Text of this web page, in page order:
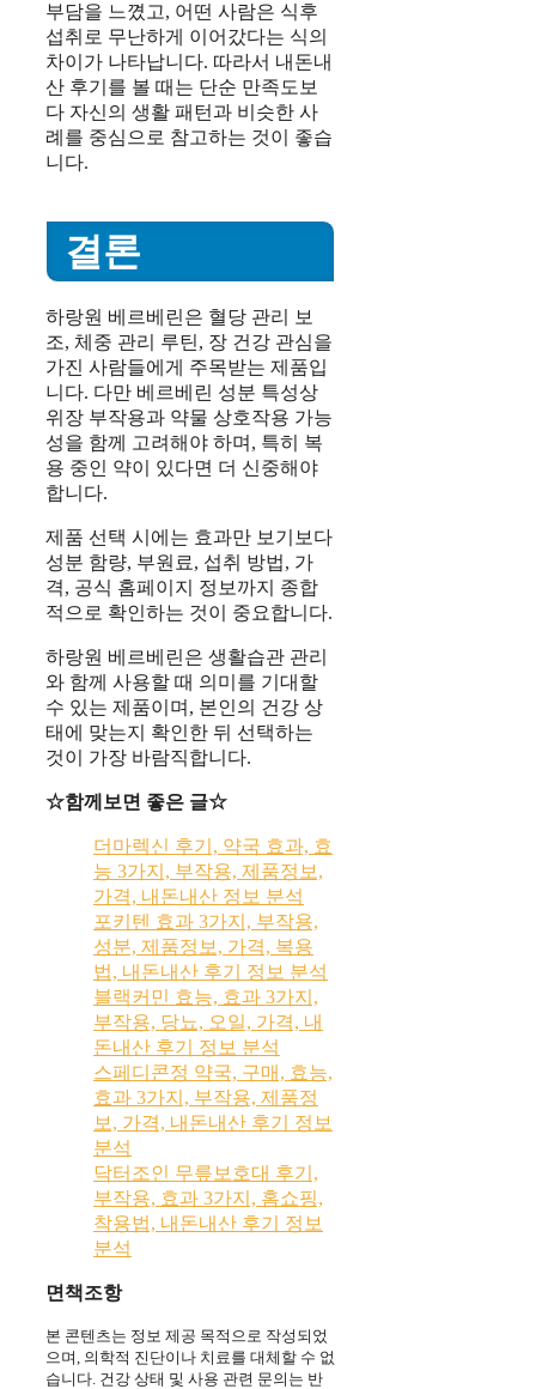
부담을 느꼈고, 어떤 사람은 식후
섭취로 무난하게 이어갔다는 식의
차이가 나타납니다. 따라서 내돈내
산 후기를 볼 때는 단순 만족도보
다 자신의 생활 패턴과 비슷한 사
례를 중심으로 참고하는 것이 좋습
니다.
결론
하랑원 베르베린은 혈당 관리 보
조, 체중 관리 루틴, 장 건강 관심을
가진 사람들에게 주목받는 제품입
니다. 다만 베르베린 성분 특성상
위장 부작용과 약물 상호작용 가능
성을 함께 고려해야 하며, 특히 복
용 중인 약이 있다면 더 신중해야
합니다.
제품 선택 시에는 효과만 보기보다
성분 함량, 부원료, 섭취 방법, 가
격, 공식 홈페이지 정보까지 종합
적으로 확인하는 것이 중요합니다.
하랑원 베르베린은 생활습관 관리
와 함께 사용할 때 의미를 기대할
수 있는 제품이며, 본인의 건강 상
태에 맞는지 확인한 뒤 선택하는
것이 가장 바람직합니다.
☆함께보면 좋은 글☆
더마렉신 후기, 약국 효과, 효
능 3가지, 부작용, 제품정보,
가격, 내돈내산 정보 분석
포키텐 효과 3가지, 부작용,
성분, 제품정보, 가격, 복용
법, 내돈내산 후기 정보 분석
블랙커민 효능, 효과 3가지,
부작용, 당뇨, 오일, 가격, 내
돈내산 후기 정보 분석
스페디콘정 약국, 구매, 효능,
효과 3가지, 부작용, 제품정
보, 가격, 내돈내산 후기 정보
분석
닥터조인 무릎보호대 후기,
부작용, 효과 3가지, 홈쇼핑,
착용법, 내돈내산 후기 정보
분석
면책조항
본 콘텐츠는 정보 제공 목적으로 작성되었
으며, 의학적 진단이나 치료를 대체할 수 없
습니다. 건강 상태 및 사용 관련 문의는 반